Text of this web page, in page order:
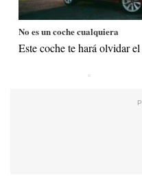
No es un coche cualquiera
Este coche te hará olvidar